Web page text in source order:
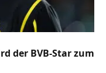
der BVB-Star zum